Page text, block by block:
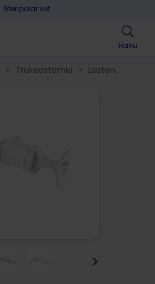
Steripolar vet
Haku
> Trakeostomia > Lasten
>